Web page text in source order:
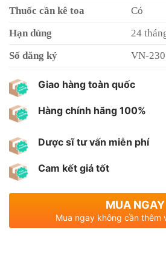
Thuốc cần kê toa
Có
Hạn dùng
24
Số đăng ký
VN-
Giao hàng toàn quốc
Hàng chính hãng 100%
Dược sĩ tư vấn miễn phí
Cam kết giá tốt
MUA NGAY
Mua ngay không cần thêm